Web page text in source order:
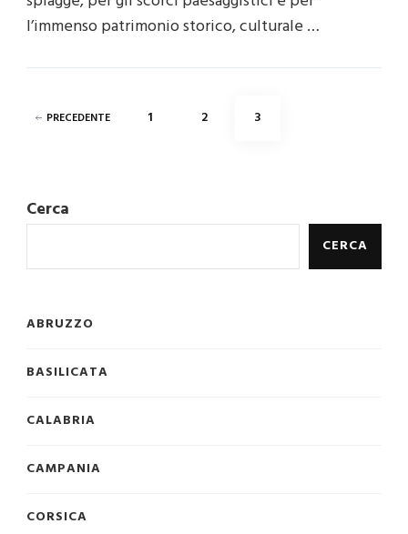
l’immenso patrimonio storico, culturale …
Paginazione
PRECEDENTE PAGINA
1 PAGINA
2 PAGINA
3
Cerca
CERCA
ABRUZZO
BASILICATA
CALABRIA
CAMPANIA
CORSICA